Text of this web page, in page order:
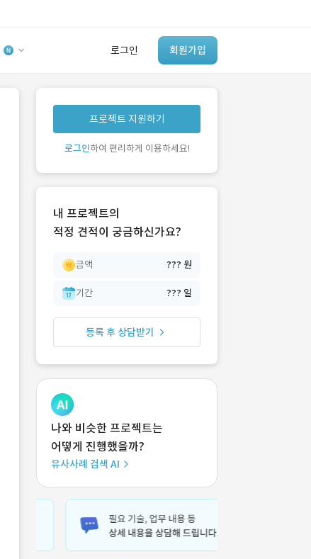
로그인 회원가입
유사사례 검색 AI
‘이런 거’ 만들어본
개발 회사 있어?
프로젝트 지원하기
로그인하여 편리하게 이용하세요!
내 프로젝트의
적정 견적이 궁금하신가요?
금액 ??? 원
기간 ??? 일
등록 후 상담받기
나와 비슷한 프로젝트는
어떻게 진행했을까?
유사사례 검색 AI